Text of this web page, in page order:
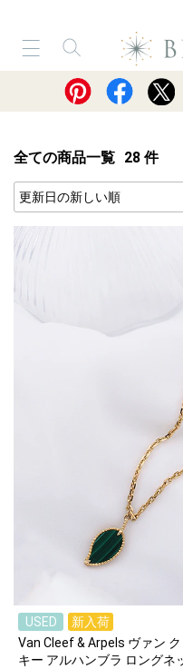
サービス シ
全ての商品一覧 28 件
USED
新入荷
Van Cleef & Arpels ヴァン
キー アルハンブラ ロングネ